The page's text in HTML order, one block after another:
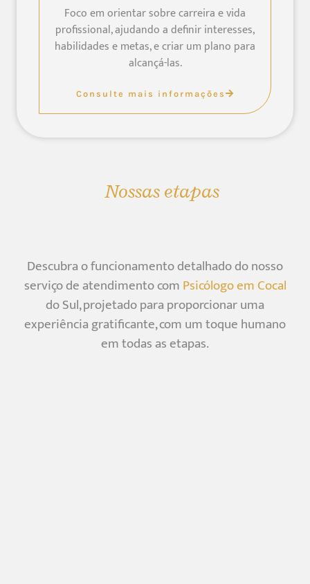
Foco em orientar sobre carreira e vida
profissional, ajudando a definir interesses,
habilidades e metas, e criar um plano para
alcançá-las.
Consulte mais informações
Nossas etapas
Descubra o funcionamento detalhado do nosso
serviço de atendimento comPsicólogo em Cocal
do Sul, projetado para proporcionar uma
experiência gratificante, com um toque humano
em todas as etapas.